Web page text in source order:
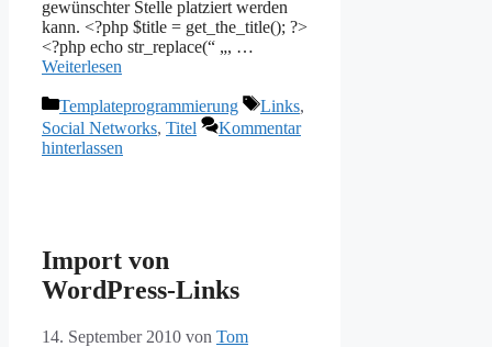
gewünschter Stelle platziert werden
kann. <?php $title = get_the_title(); ?>
<?php echo str_replace(“ „, …
Weiterlesen
Kategorien
Templateprogrammierung Schlagwörter
Links,
Social Networks, Titel
Kommentar
hinterlassen
Import von
WordPress-Links
14. September 2010 von Tom